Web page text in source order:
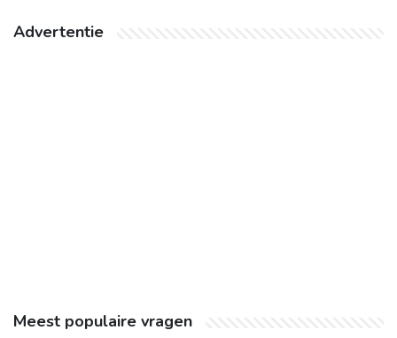
Advertentie
Meest populaire vragen